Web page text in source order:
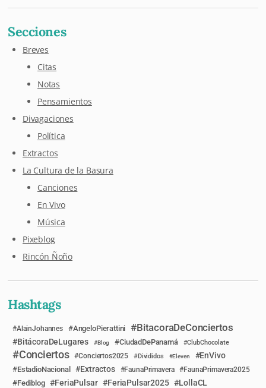
Secciones
Breves
Citas
Notas
Pensamientos
Divagaciones
Política
Extractos
La Cultura de la Basura
Canciones
En Vivo
Música
Pixeblog
Rincón Ñoño
Hashtags
AlainJohannes AngeloPierattini BitacoraDeConciertos
BitácoraDeLugares Blog CiudadDePanamá ClubChocolate
Conciertos Conciertos2025 Divididos Eleven EnVivo
EstadioNacional Extractos FaunaPrimavera FaunaPrimavera2025
Fediblog FeriaPulsar FeriaPulsar2025
LollaCL